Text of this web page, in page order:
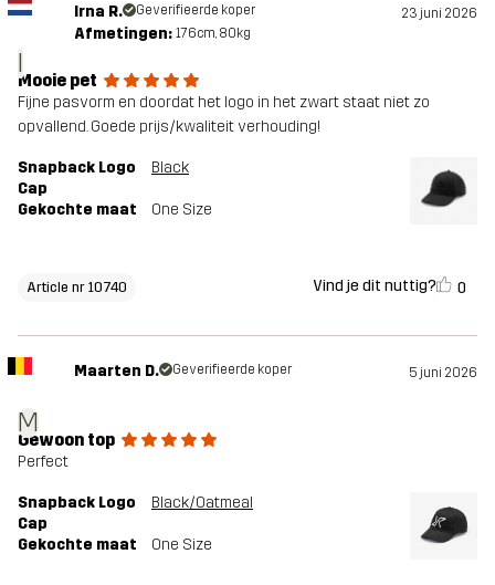
I
Irna R. Geverifieerde koper 23 juni 2026
Afmetingen: 176cm, 80kg
Mooie pet
Fijne pasvorm en doordat het logo in het zwart staat niet zo
opvallend. Goede prijs/kwaliteit verhouding!
Snapback Logo
Cap
Black
Gekochte maat One Size
Article nr 10740 Vind je dit nuttig? 0
M
Maarten D. Geverifieerde koper 5 juni 2026
Gewoon top
Perfect
Snapback Logo
Cap
Black/Oatmeal
Gekochte maat One Size